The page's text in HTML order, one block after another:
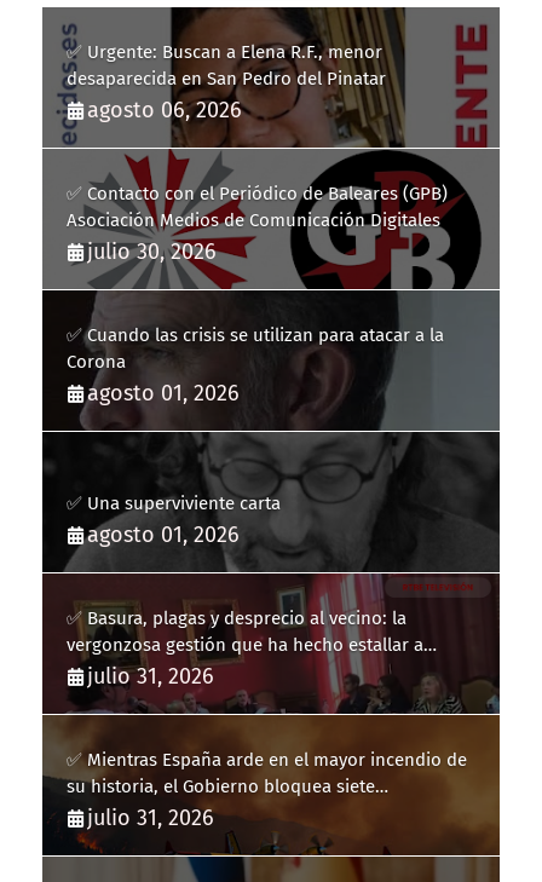
✅ Urgente: Buscan a Elena R.F., menor
desaparecida en San Pedro del Pinatar
agosto 06, 2026
✅ Contacto con el Periódico de Baleares (GPB)
Asociación Medios de Comunicación Digitales
julio 30, 2026
✅ Cuando las crisis se utilizan para atacar a la
Corona
agosto 01, 2026
✅ Una superviviente carta
agosto 01, 2026
✅ Basura, plagas y desprecio al vecino: la
vergonzosa gestión que ha hecho estallar a
Llucmajor
julio 31, 2026
✅ Mientras España arde en el mayor incendio de
su historia, el Gobierno bloquea siete
hidroaviones por "ahorrarse" dinero
julio 31, 2026